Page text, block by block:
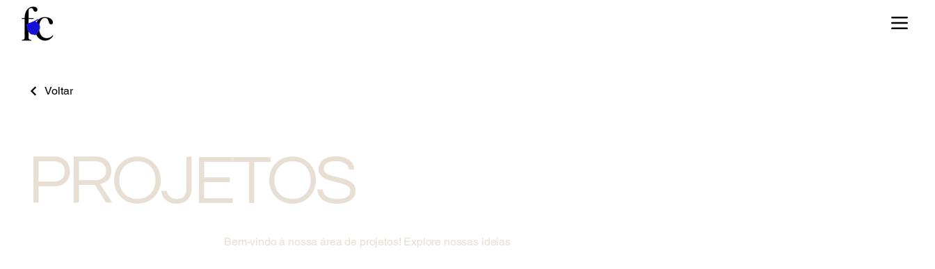
Voltar
PROJETOS
Bem-vindo à nossa área de projetos! Explore nossas ideias